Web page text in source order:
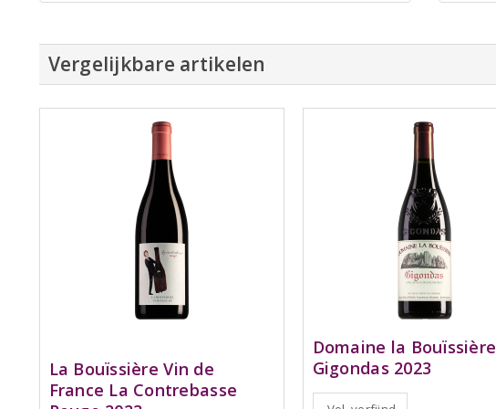
Vergelijkbare artikelen
La Bouïssière Vin de
France La Contrebasse
Domaine la Bouïssière
Gigondas 2023